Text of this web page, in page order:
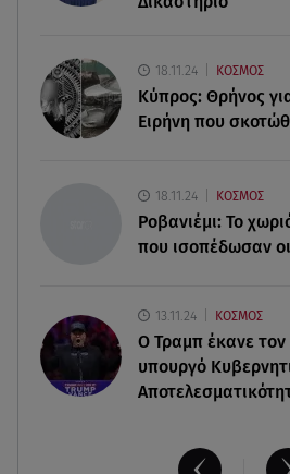
- Σηκώθηκαν εναέρια μέσα
07.08.26 , 18:34
18.11.24 ΚΟΣΜΟΣ
Κύπρος: Θρήνος
Ειρήνη που
18.11.24 ΚΟΣΜΟΣ
Ροβανιέμι: Το
που ισοπέδωσαν
13.11.24 ΚΟΣΜΟΣ
O Τραμπ έκανε
υπουργό